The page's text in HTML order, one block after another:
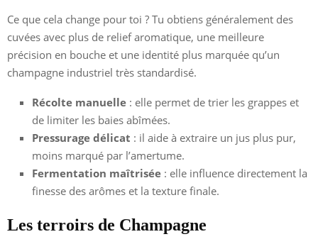
Ce que cela change pour toi ? Tu obtiens généralement des
cuvées avec plus de relief aromatique, une meilleure
précision en bouche et une identité plus marquée qu’un
champagne industriel très standardisé.
Récolte manuelle : elle permet de trier les grappes et
de limiter les baies abîmées.
Pressurage délicat : il aide à extraire un jus plus pur,
moins marqué par l’amertume.
Fermentation maîtrisée : elle influence directement la
finesse des arômes et la texture finale.
Les terroirs de Champagne